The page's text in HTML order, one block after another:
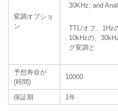
変調オプショ
ン
30KHz; and
TTL/オフ、1Hz
10kHzの、
グ変調と
予想寿命が
(時間)
10000
保証期 1年